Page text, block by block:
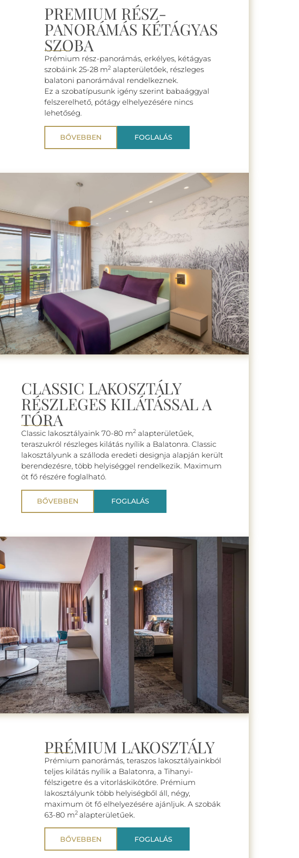
PREMIUM RÉSZ-
PANORÁMÁS KÉTÁGYAS
SZOBA
Prémium rész-panorámás, erkélyes, kétágyas
szobáink 25-28 m2 alapterületőek, részleges
balatoni panorámával rendelkeznek.
Ez a szobatípusunk igény szerint babaággyal
felszerelhető, pótágy elhelyezésére nincs
lehetőség.
BŐVEBBEN FOGLALÁS
CLASSIC LAKOSZTÁLY
RÉSZLEGES KILÁTÁSSAL A
TÓRA
Classic lakosztályaink 70-80 m2 alapterületűek,
teraszukról részleges kilátás nyílik a Balatonra. Classic
lakosztályunk a szálloda eredeti designja alapján került
berendezésre, több helyiséggel rendelkezik. Maximum
öt fő részére foglalható.
BŐVEBBEN FOGLALÁS
PRÉMIUM LAKOSZTÁLY
Prémium panorámás, teraszos lakosztályainkból
teljes kilátás nyílik a Balatonra, a Tihanyi-
félszigetre és a vitorláskikötőre. Prémium
lakosztályunk több helyiségből áll, négy,
maximum öt fő elhelyezésére ajánljuk. A szobák
63-80 m2 alapterületűek.
BŐVEBBEN FOGLALÁS